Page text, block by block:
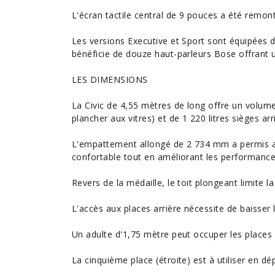
L'écran tactile central de 9 pouces a été
Les versions Executive et Sport sont équipées
bénéficie de douze haut-parleurs Bose offrant
LES DIMENSIONS
La Civic de 4,55 mètres de long offre un
plancher aux vitres) et de 1 220 litres sièges
L'empattement allongé de 2 734 mm a permis
confortable tout en améliorant les
Revers de la médaille, le toit plongeant limite
L'accès aux places arrière nécessite de baisser
Un adulte d'1,75 mètre peut occuper les
La cinquième place (étroite) est à utiliser en